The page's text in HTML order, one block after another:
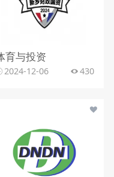
育与投资
2024-12-06 430